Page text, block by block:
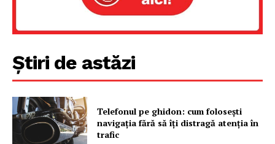
Un proiect
Știri de astăzi
Telefonul pe ghidon: cum folosești
navigația fără să îți distragă atenția în
trafic